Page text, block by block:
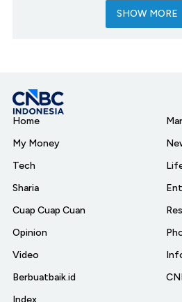
SHOW MORE
Home
My Money
Tech
Sharia
Cuap Cuap Cuan
Opinion
Video
Berbuatbaik.id
Index